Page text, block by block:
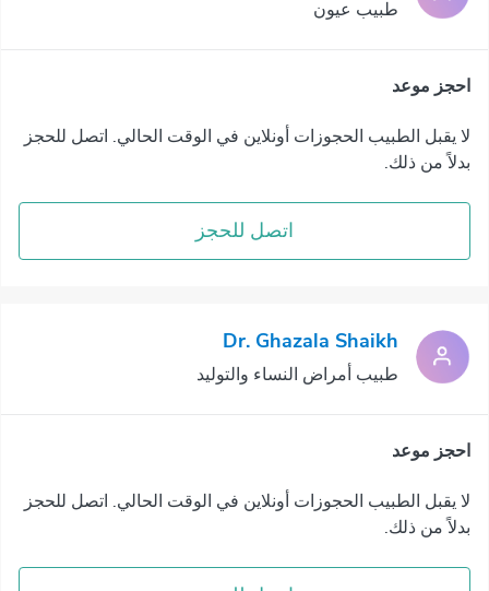
طبيب عيون
احجز موعد
لا يقبل الطبيب الحجوزات أونلاين في الوقت الحالي. اتصل للحجز
بدلاً من ذلك.
اتصل للحجز
Dr. Ghazala Shaikh
طبيب أمراض النساء والتوليد
احجز موعد
لا يقبل الطبيب الحجوزات أونلاين في الوقت الحالي. اتصل للحجز
بدلاً من ذلك.